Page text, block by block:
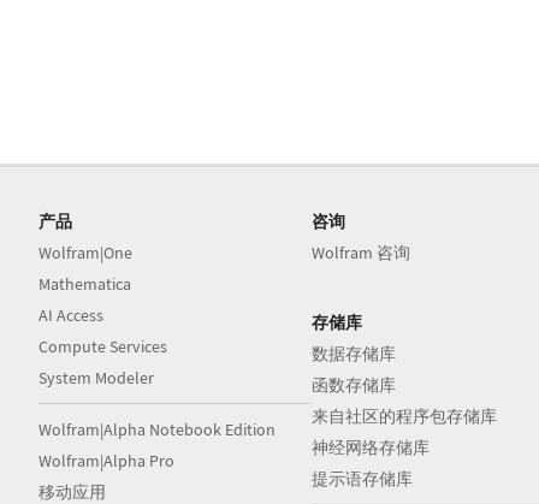
产品
Wolfram|One
Mathematica
AI Access
Compute Services
System Modeler
Wolfram|Alpha Notebook Edition
Wolfram|Alpha Pro
移动应用
咨询
Wolfram 咨询
存储库
数据存储库
函数存储库
来自社区的程序包存储库
神经网络存储库
提示语存储库